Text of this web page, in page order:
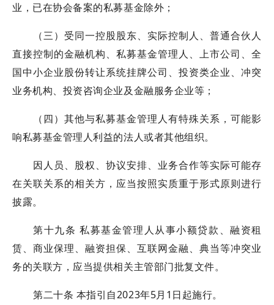
业，已在协会备案的私募基金除外；
（三）受同一控股股东、实际控制人、普通合伙人
直接控制的金融机构、私募基金管理人、上市公司、全
国中小企业股份转让系统挂牌公司、投资类企业、冲突
业务机构、投资咨询企业及金融服务企业等；
（四）其他与私募基金管理人有特殊关系，可能影
响私募基金管理人利益的法人或者其他组织。
因人员、股权、协议安排、业务合作等实际可能存
在关联关系的相关方，应当按照实质重于形式原则进行
披露。
第十九条 私募基金管理人从事小额贷款、融资租
赁、商业保理、融资担保、互联网金融、典当等冲突业
务的关联方，应当提供相关主管部门批复文件。
第二十条 本指引自2023年5月1日起施行。